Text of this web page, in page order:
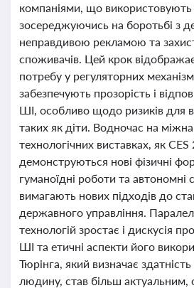
компаніями, що використовують
зосереджуючись на боротьбі з
неправдивою рекламою та
споживачів. Цей крок
потребу у регуляторних
забезпечують прозорість і
ШІ, особливо щодо ризиків для
таких як діти. Водночас на
технологічних виставках, як CES
демонструються нові фізичні
гуманоїдні роботи та
вимагають нових підходів до
державного управління.
технологій зростає і дискусія
ШІ та етичні аспекти його
Тюрінга, який визначає
людину, став більш актуальним,